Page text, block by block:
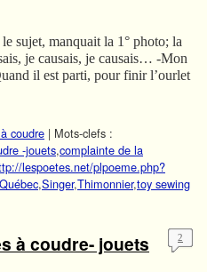
sujet, manquait la 1° photo; la
je causais, je causais… -Mon
il est parti, pour finir l’ourlet
coudre | Mots-clefs :
-jouets,complainte de la
lespoetes.net/plpoeme.php?
Québec,Singer,Thimonnier,toy sewing
à coudre- jouets
2